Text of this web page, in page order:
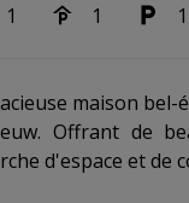
1 1 1
maison
Offrant de
d'espace et de